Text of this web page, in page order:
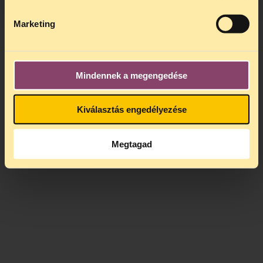
Marketing
Mindennek a megengedése
Kiválasztás engedélyezése
Megtagad
adatkérések teljesítésénél az adatvédelmi